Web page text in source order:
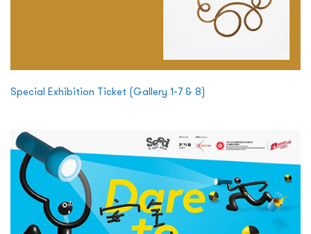
Special Exhibition Ticket (Gallery 1-7 & 8)